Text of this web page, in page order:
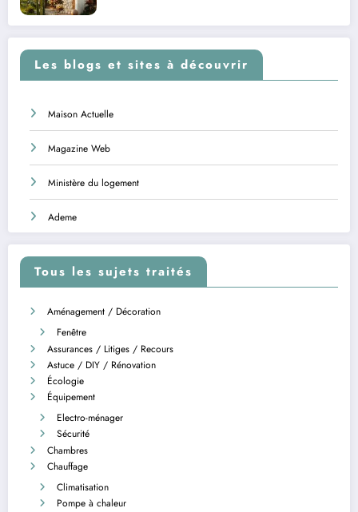
Les blogs et sites à découvrir
Maison Actuelle
Magazine Web
Ministère du logement
Ademe
Tous les sujets traités
Aménagement / Décoration
Fenêtre
Assurances / Litiges / Recours
Astuce / DIY / Rénovation
Écologie
Équipement
Electro-ménager
Sécurité
Chambres
Chauffage
Climatisation
Pompe à chaleur